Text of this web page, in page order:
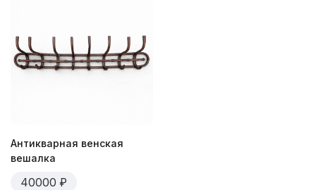
Антикварная венская
вешалка
40000